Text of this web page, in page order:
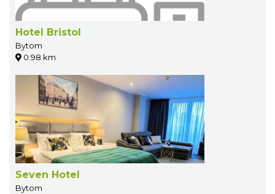
Hotel Bristol
Bytom
0.98 km
Seven Hotel
Bytom